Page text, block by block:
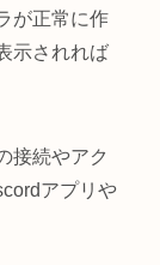
が正常に作
示されれば
接続やアク
アプリや